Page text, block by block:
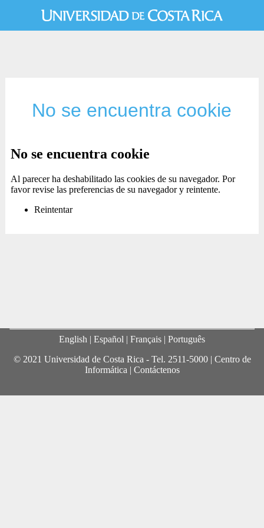
No se encuentra cookie
No se encuentra cookie
Al parecer ha deshabilitado las cookies de su navegador. Por
favor revise las preferencias de su navegador y reintente.
Reintentar
English | Español | Français | Português
© 2021 Universidad de Costa Rica - Tel. 2511-5000| Centro de
Informática | Contáctenos